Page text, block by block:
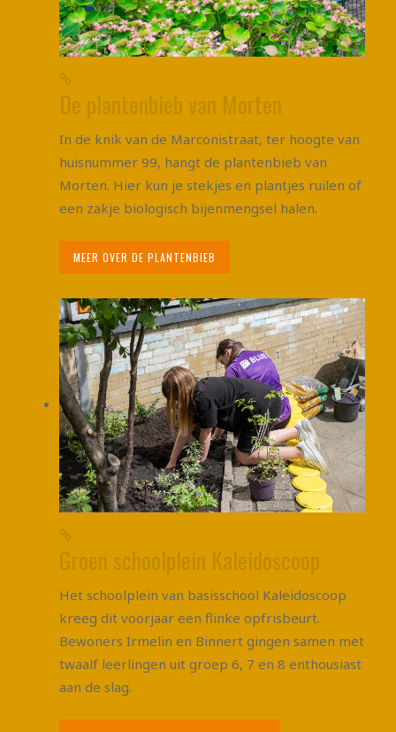
De plantenbieb van Morten
In de knik van de Marconistraat, ter hoogte van
huisnummer 99, hangt de plantenbieb van
Morten. Hier kun je stekjes en plantjes ruilen of
een zakje biologisch bijenmengsel halen.
MEER OVER DE PLANTENBIEB
Groen schoolplein Kaleidoscoop
Het schoolplein van basisschool Kaleidoscoop
kreeg dit voorjaar een flinke opfrisbeurt.
Bewoners Irmelin en Binnert gingen samen met
twaalf leerlingen uit groep 6, 7 en 8 enthousiast
aan de slag.